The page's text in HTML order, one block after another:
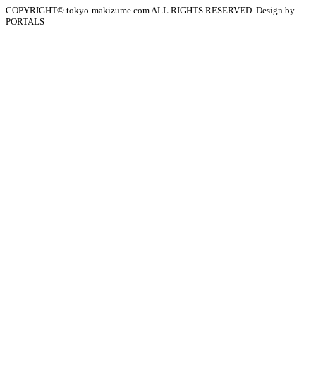
COPYRIGHT© tokyo-makizume.com ALL RIGHTS RESERVED. Design by
PORTALS